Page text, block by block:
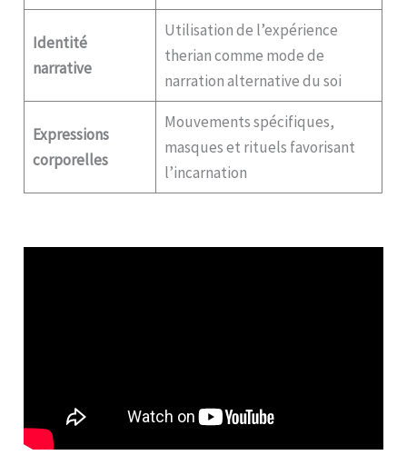
Identité
narrative
Utilisation de l’expérience
therian comme mode de
narration alternative du soi
Expressions
corporelles
Mouvements spécifiques,
masques et rituels favorisant
l’incarnation